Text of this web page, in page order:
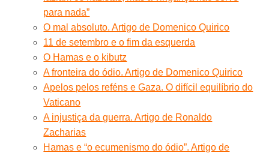
para nada”
O mal absoluto. Artigo de Domenico Quirico
11 de setembro e o fim da esquerda
O Hamas e o kibutz
A fronteira do ódio. Artigo de Domenico Quirico
Apelos pelos reféns e Gaza. O difícil equilíbrio do
Vaticano
A injustiça da guerra. Artigo de Ronaldo
Zacharias
Hamas e “o ecumenismo do ódio”. Artigo de